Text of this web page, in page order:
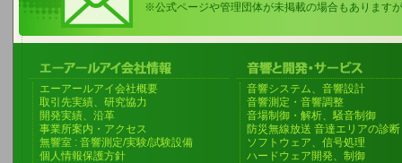
※公式ページや管理団体が未掲載の場合もあります
エーアールアイ会社概要
取引先実績、研究協力
開発実績、沿革
事業所案内・アクセス
無響室 : 音響測定/実験/試験設備
個人情報保護方針
音響システム、音響設計
音響測定・音響調整
音場制御・解析、騒音制御
防災無線放送 音達エリアの診断
ソフトウェア、信号処理
ハードウェア開発、制御